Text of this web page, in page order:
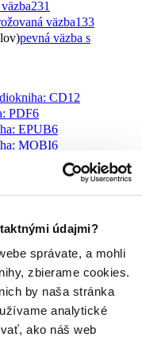
údajmi?
správate, a mohli
zbierame cookies.
by naša stránka
analytické
ako náš web
231
väzba133
pevná väzba s
CD12
PDF6
EPUB6
MOBI6